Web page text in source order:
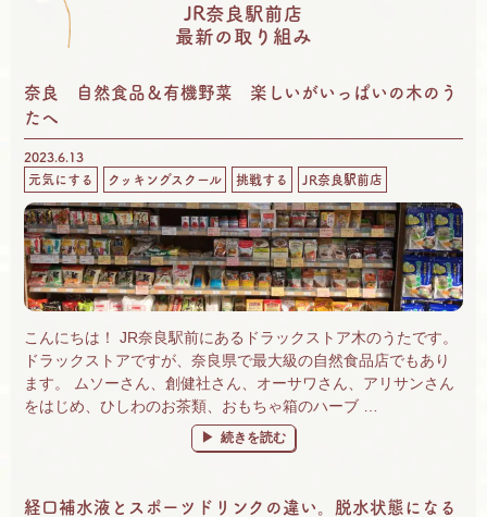
JR奈良駅前店
最新の取り組み
奈良 自然食品＆有機野菜 楽しいがいっぱいの木のう
たへ
2023.6.13
元気にする
クッキングスクール 挑戦する JR奈良駅前店
こんにちは！ JR奈良駅前にあるドラックストア木のうたです。
ドラックストアですが、奈良県で最大級の自然食品店でもあり
ます。 ムソーさん、創健社さん、オーサワさん、アリサンさん
をはじめ、ひしわのお茶類、おもちゃ箱のハーブ …
“奈良 自然食品＆有機野菜 楽しいがいっぱ
続きを読む
経口補水液とスポーツドリンクの違い。脱水状態になる